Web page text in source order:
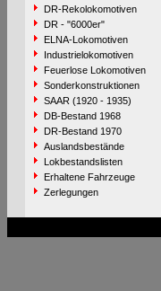
DR-Rekolokomotiven
DR - "6000er"
ELNA-Lokomotiven
Industrielokomotiven
Feuerlose Lokomotiven
Sonderkonstruktionen
SAAR (1920 - 1935)
DB-Bestand 1968
DR-Bestand 1970
Auslandsbestände
Lokbestandslisten
Erhaltene Fahrzeuge
Zerlegungen